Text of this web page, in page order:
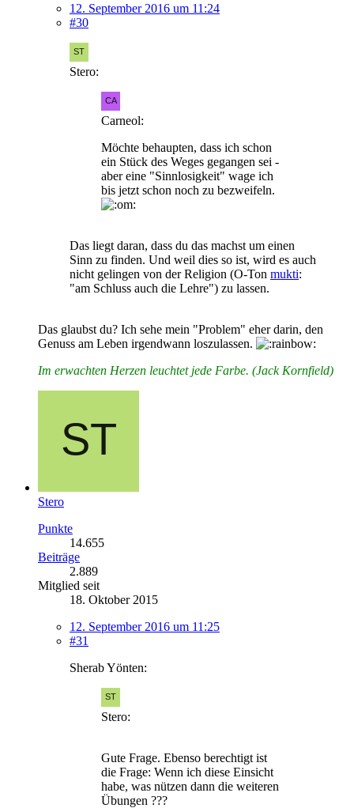
12. September 2016 um 11:24
#30
Stero:
Carneol:
Möchte behaupten, dass ich schon
ein Stück des Weges gegangen sei -
aber eine "Sinnlosigkeit" wage ich
bis jetzt schon noch zu bezweifeln.
Das liegt daran, dass du das machst um einen
Sinn zu finden. Und weil dies so ist, wird es auch
nicht gelingen von der Religion (O-Ton mukti:
"am Schluss auch die Lehre") zu lassen.
Das glaubst du? Ich sehe mein "Problem" eher darin, den
Genuss am Leben irgendwann loszulassen.
Im erwachten Herzen leuchtet jede Farbe. (Jack Kornfield)
Stero
Punkte
14.655
Beiträge
2.889
Mitglied seit
18. Oktober 2015
12. September 2016 um 11:25
#31
Sherab Yönten:
Stero:
Gute Frage. Ebenso berechtigt ist
die Frage: Wenn ich diese Einsicht
habe, was nützen dann die weiteren
Übungen ???